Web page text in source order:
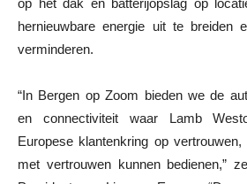
hernieuwbare energie uit te breiden
verminderen.
“In Bergen op Zoom bieden we de
en connectiviteit waar Lamb
Europese klantenkring op
met vertrouwen kunnen bedienen,”